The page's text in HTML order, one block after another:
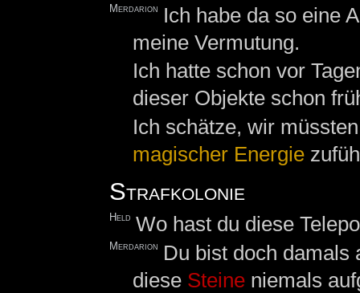
Merdarion
Ich habe da so eine
meine Vermutung.
Ich hatte schon vor
dieser Objekte schon
Ich schätze, wir
magischer Energie
Strafkolonie
Held Wo hast du diese
Merdarion
Du bist doch
diese Steineniemals